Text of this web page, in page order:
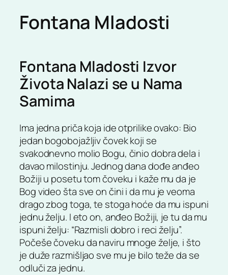
Fontana Mladosti
Fontana Mladosti Izvor
Života Nalazi se u Nama
Samima
Ima jedna priča koja ide otprilike ovako: Bio
jedan bogobojažljiv čovek koji se
svakodnevno molio Bogu, činio dobra dela i
davao milostinju. Jednog dana dođe anđeo
Božiji u posetu tom čoveku i kaže mu da je
Bog video šta sve on čini i da mu je veoma
drago zbog toga, te stoga hoće da mu ispuni
jednu želju. I eto on, anđeo Božiji, je tu da mu
ispuni želju: “Razmisli dobro i reci želju”.
Počeše čoveku da naviru mnoge želje, i što
je duže razmišljao sve mu je bilo teže da se
odluči za jednu.